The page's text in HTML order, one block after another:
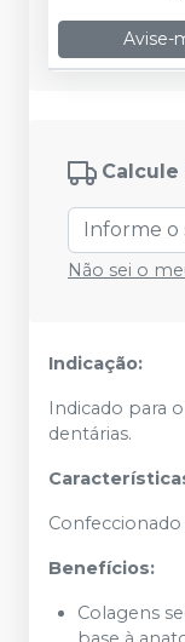
Avise-
Não sei o
Indicação:
Indicado para
dentárias.
Benefícios:
Colagens